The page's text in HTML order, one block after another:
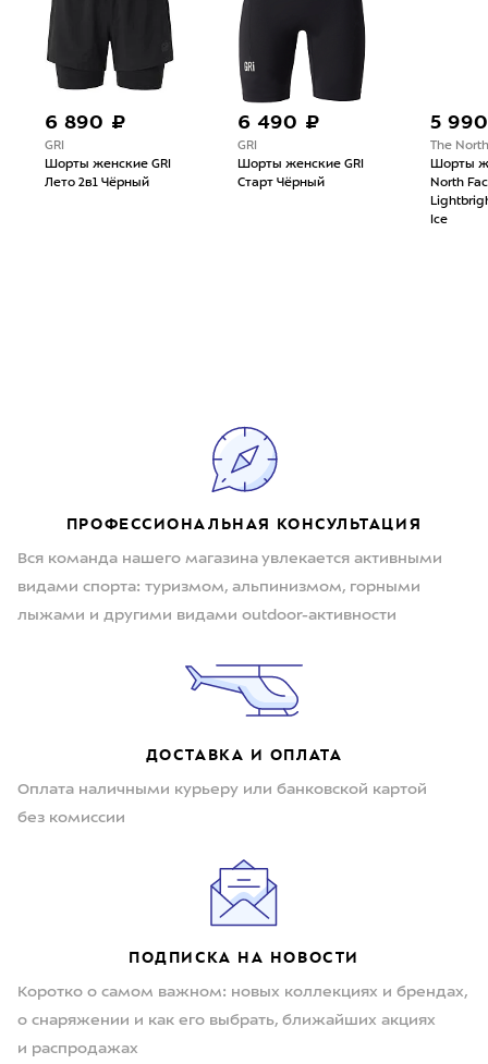
6 890 ₽
GRI
Шорты женские GRI
Лето 2в1 Чёрный
6 490 ₽
GRI
Шорты женские GRI
Старт Чёрный
5
The
Шорты
North
Ice
ПРОФЕССИОНАЛЬНАЯ КОНСУЛЬТАЦИЯ
Вся команда нашего магазина увлекается активными
видами спорта: туризмом, альпинизмом, горными
лыжами и другими видами outdoor-активности
ДОСТАВКА И ОПЛАТА
Оплата наличными курьеру или банковской картой
без комиссии
ПОДПИСКА НА НОВОСТИ
Коротко о самом важном: новых коллекциях и брендах,
о снаряжении и как его выбрать, ближайших акциях
и распродажах